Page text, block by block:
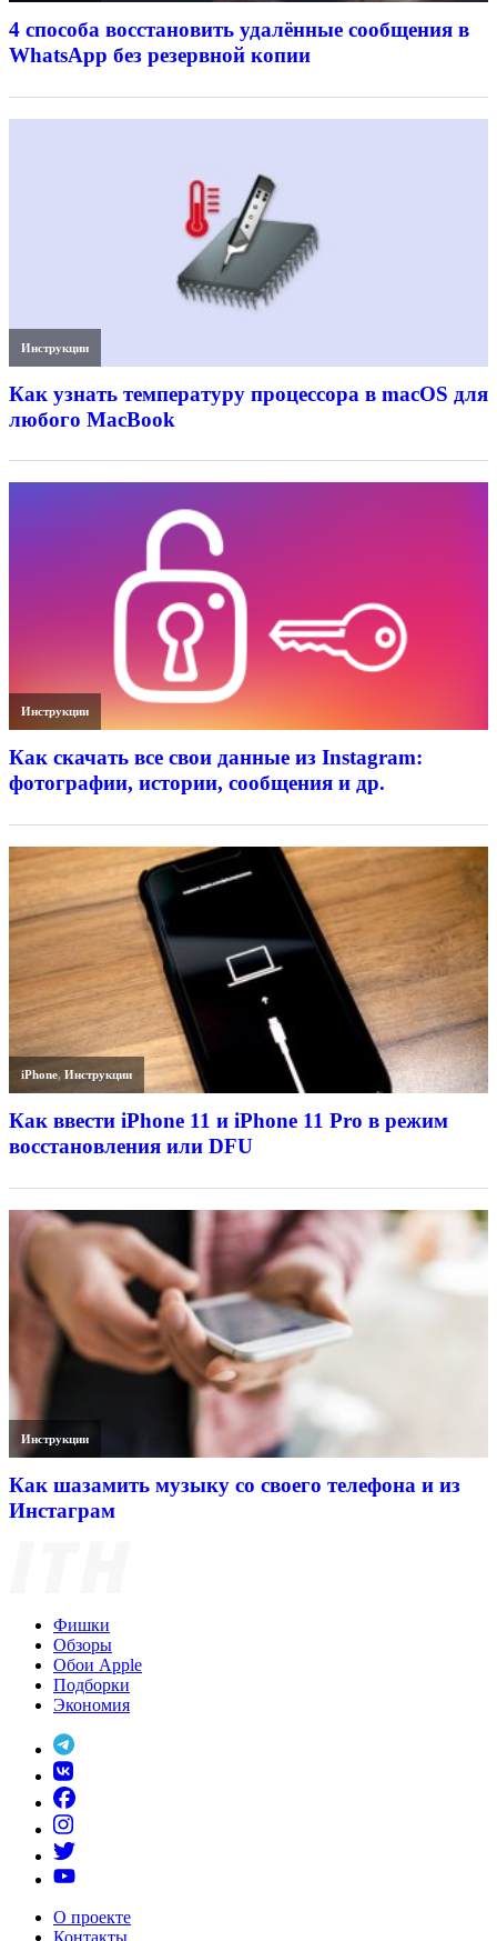
4 способа восстановить удалённые сообщения в
WhatsApp без резервной копии
Инструкции
Как узнать температуру процессора в macOS для
любого MacBook
Инструкции
Как скачать все свои данные из Instagram:
фотографии, истории, сообщения и др.
iPhone,Инструкции
Как ввести iPhone 11 и iPhone 11 Pro в режим
восстановления или DFU
Инструкции
Как шазамить музыку со своего телефона и из
Инстаграм
Фишки
Обзоры
Обои Apple
Подборки
Экономия
О проекте